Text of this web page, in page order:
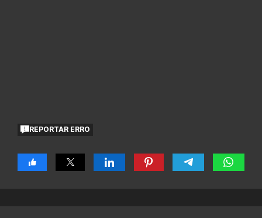
REPORTAR ERRO